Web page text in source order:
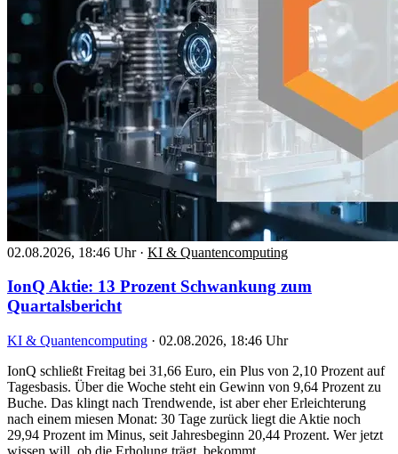
02.08.2026, 18:46 Uhr · KI & Quantencomputing
IonQ Aktie: 13 Prozent Schwankung zum
Quartalsbericht
KI & Quantencomputing · 02.08.2026, 18:46 Uhr
IonQ schließt Freitag bei 31,66 Euro, ein Plus von 2,10 Prozent auf
Tagesbasis. Über die Woche steht ein Gewinn von 9,64 Prozent zu
Buche. Das klingt nach Trendwende, ist aber eher Erleichterung
nach einem miesen Monat: 30 Tage zurück liegt die Aktie noch
29,94 Prozent im Minus, seit Jahresbeginn 20,44 Prozent. Wer jetzt